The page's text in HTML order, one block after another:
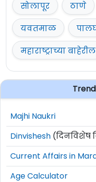
सोलापूर
ठाणे
यवतमाळ
महाराष्ट्राच्या बाहेरील
Majhi Naukri
Dinvishesh (दिनविशेष
Current Affairs in
Age Calculator